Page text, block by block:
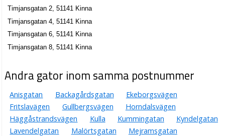
Timjansgatan 2, 51141 Kinna
Timjansgatan 4, 51141 Kinna
Timjansgatan 6, 51141 Kinna
Timjansgatan 8, 51141 Kinna
Andra gator inom samma postnummer
Anisgatan Backagårdsgatan
Ekeborgsvägen
Fritslavägen
Gullbergsvägen
Horndalsvägen
Häggåstrandsvägen
Kulla Kummingatan
Kyndelgatan
Lavendelgatan
Malörtsgatan
Mejramsgatan